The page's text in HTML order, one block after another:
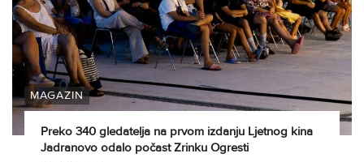
MAGAZIN
Preko 340 gledatelja na prvom izdanju Ljetnog kina
Jadranovo odalo počast Zrinku Ogresti